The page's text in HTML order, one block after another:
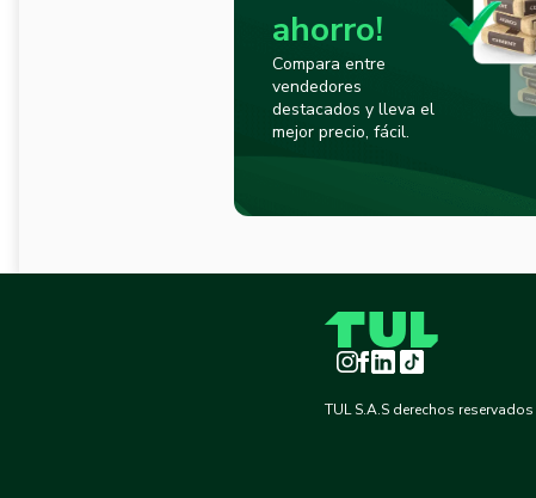
ahorro!
Compara entre
vendedores
destacados y lleva el
mejor precio, fácil.
Instagram
Facebook
LinkedInTikTok
TUL S.A.S derechos reservados